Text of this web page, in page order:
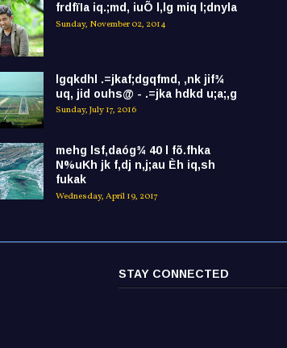
frdfïIa iq.;md, iuÕ l,lg miq l;dnyla
Sunday, November 02, 2014
lgqkdhl .=jkaf;dgqfmd, ,nk jif¾
uq, jid ouhs@ - .=jka hdkd u;a;,g
Sunday, July 17, 2016
mehg lsf,daóg¾ 40 l fõ.fhka
N%uKh jk f,dj n,j;au Èh iq,sh
fukak
Wednesday, April 19, 2017
STAY CONNECTED